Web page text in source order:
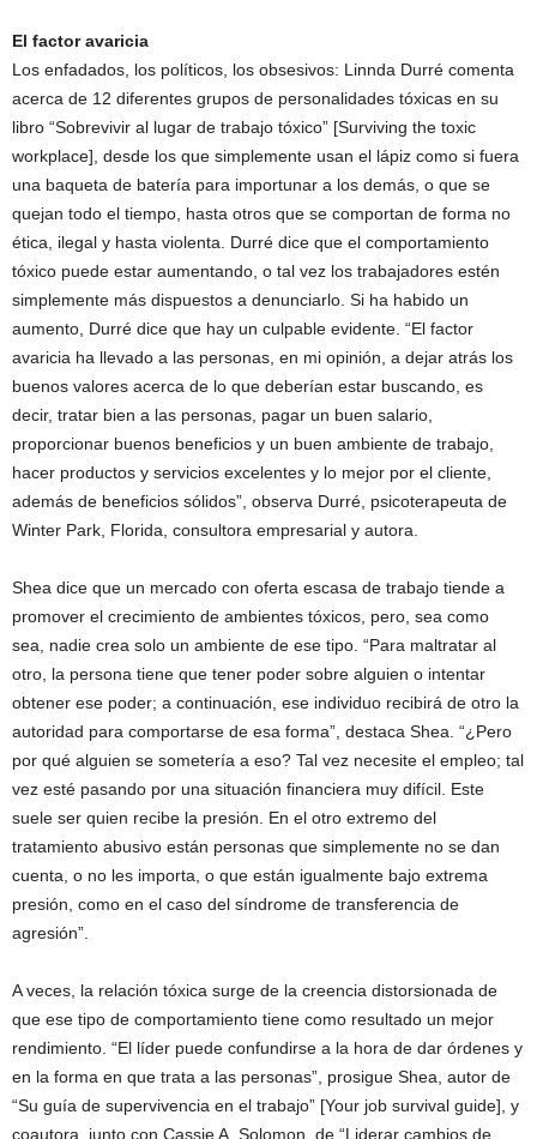
El factor avaricia
Los enfadados, los políticos, los obsesivos: Linnda Durré comenta
acerca de 12 diferentes grupos de personalidades tóxicas en su
libro “Sobrevivir al lugar de trabajo tóxico” [Surviving the toxic
workplace], desde los que simplemente usan el lápiz como si fuera
una baqueta de batería para importunar a los demás, o que se
quejan todo el tiempo, hasta otros que se comportan de forma no
ética, ilegal y hasta violenta. Durré dice que el comportamiento
tóxico puede estar aumentando, o tal vez los trabajadores estén
simplemente más dispuestos a denunciarlo. Si ha habido un
aumento, Durré dice que hay un culpable evidente. “El factor
avaricia ha llevado a las personas, en mi opinión, a dejar atrás los
buenos valores acerca de lo que deberían estar buscando, es
decir, tratar bien a las personas, pagar un buen salario,
proporcionar buenos beneficios y un buen ambiente de trabajo,
hacer productos y servicios excelentes y lo mejor por el cliente,
además de beneficios sólidos”, observa Durré, psicoterapeuta de
Winter Park, Florida, consultora empresarial y autora.
Shea dice que un mercado con oferta escasa de trabajo tiende a
promover el crecimiento de ambientes tóxicos, pero, sea como
sea, nadie crea solo un ambiente de ese tipo. “Para maltratar al
otro, la persona tiene que tener poder sobre alguien o intentar
obtener ese poder; a continuación, ese individuo recibirá de otro la
autoridad para comportarse de esa forma”, destaca Shea. “¿Pero
por qué alguien se sometería a eso? Tal vez necesite el empleo; tal
vez esté pasando por una situación financiera muy difícil. Este
suele ser quien recibe la presión. En el otro extremo del
tratamiento abusivo están personas que simplemente no se dan
cuenta, o no les importa, o que están igualmente bajo extrema
presión, como en el caso del síndrome de transferencia de
agresión”.
A veces, la relación tóxica surge de la creencia distorsionada de
que ese tipo de comportamiento tiene como resultado un mejor
rendimiento. “El líder puede confundirse a la hora de dar órdenes y
en la forma en que trata a las personas”, prosigue Shea, autor de
“Su guía de supervivencia en el trabajo” [Your job survival guide], y
coautora, junto con Cassie A. Solomon, de “Liderar cambios de